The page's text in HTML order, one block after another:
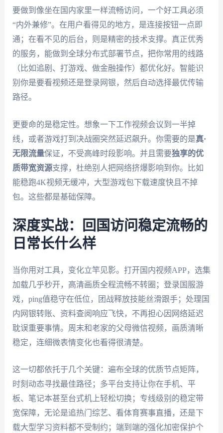
要做到像坐在国内家里一样流畅访问，一个好工具必须
“内外兼修”。在用户看得见的地方，是连接按钮一点即
通；在看不见的后台，则是精密的技术支撑。真正优秀
的服务，能做到全球分布式部署节点，把你常用的线路
（比如追剧、打游戏、做金融操作）都优化好。智能识
别你是要看视频还是登录网银，然后自动选择最优传输
路径。
更要命的是稳定性。想象一下工作视频会议到一半掉
线，或者游戏打到决战圈突然延迟飙升。你需要的是真·
无限流量保证，不受高峰时段影响。并且需要独享的优
质带宽资源支撑，杜绝别人把网络挤爆影响到你。比如
能稳跑4K视频无缓冲，大型游戏包下载速度快且不掉
包。这些都是基础保障。
深度实战：回国访问稳定流畅的
日常长什么样
当你用对工具，变化立竿见影。打开国内视频APP，选集
加载几乎秒开，高清画质全程流畅不转圈；登录国服游
戏，ping值稳守在低位，团战释放技能丝滑跟手；处理国
内网银转账、资料查阅响应飞快，不再担心因网络延迟
耽误重要事情。周末和老家的父母微信视频，画质清晰
稳定，连细微表情变化也看得很清楚。
这一切都依托于几个关键：遍布全球的优质节点矩阵，
时刻动态寻找最佳路径；多平台支持让你在手机、平
板、笔记本甚至台式机上轻松切换；专线级别的稳定带
宽保障，无论是追热门综艺、看体育赛事直播，还是下
载大型学习资料都不受制约；端到端的强化加密保护个